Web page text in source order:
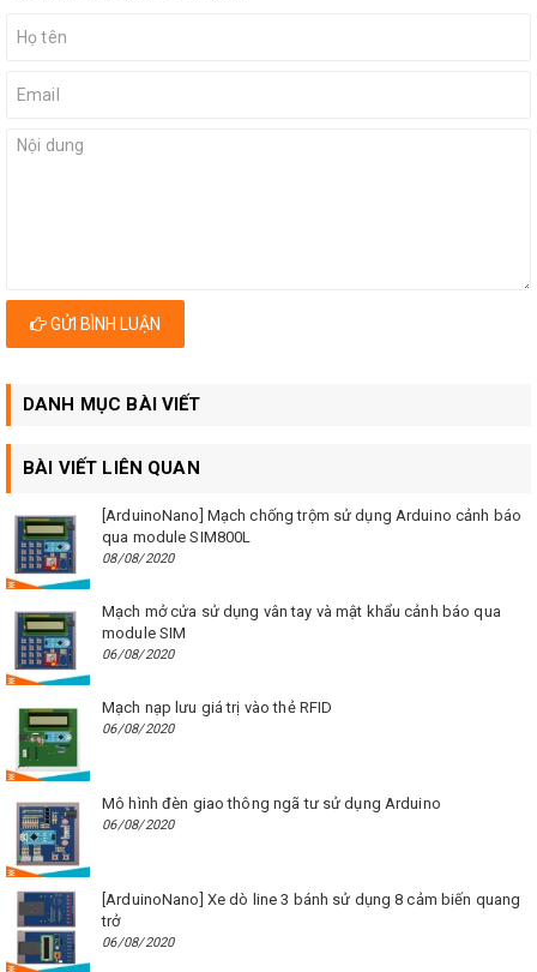
GỬI BÌNH LUẬN
DANH MỤC BÀI VIẾT
BÀI VIẾT LIÊN QUAN
[ArduinoNano] Mạch chống trộm sử dụng Arduino cảnh báo
qua module SIM800L
08/08/2020
Mạch mở cửa sử dụng vân tay và mật khẩu cảnh báo qua
module SIM
06/08/2020
Mạch nạp lưu giá trị vào thẻ RFID
06/08/2020
Mô hình đèn giao thông ngã tư sử dụng Arduino
06/08/2020
[ArduinoNano] Xe dò line 3 bánh sử dụng 8 cảm biến quang
trở
06/08/2020